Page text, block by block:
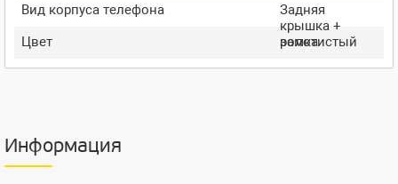
Вид корпуса телефона
Задняя
крышка +
рамка
Цвет золотистый
Информация